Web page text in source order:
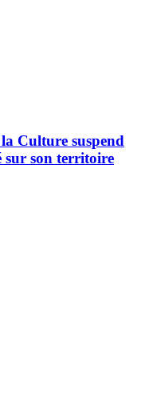
Culture suspend
sur son territoire